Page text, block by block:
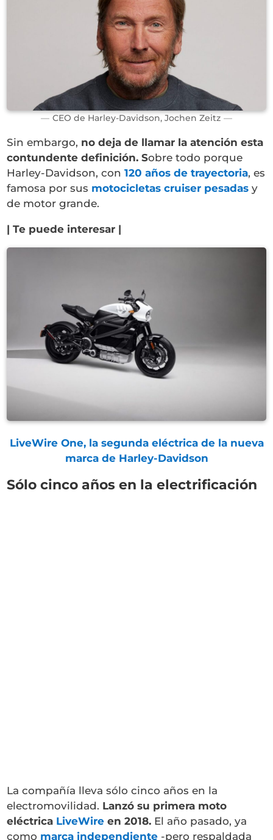
CEO de Harley-Davidson, Jochen Zeitz
Sin embargo, no deja de llamar la atención esta
contundente definición. Sobre todo porque
Harley-Davidson, con120 años de trayectoria, es
famosa por sus motocicletas cruiser pesadas y
de motor grande.
| Te puede interesar |
LiveWire One, la segunda eléctrica de la nueva
marca de Harley-Davidson
Sólo cinco años en la electrificación
La compañía lleva sólo cinco años en la
electromovilidad. Lanzó su primera moto
eléctrica LiveWire en 2018. El año pasado, ya
como marca independiente -pero respaldada